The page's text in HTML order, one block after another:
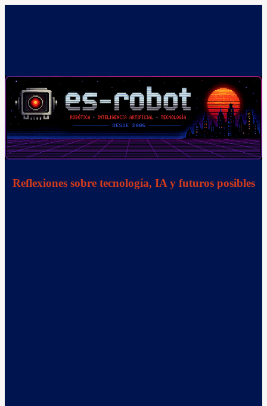
Reflexiones sobre tecnología, IA y futuros posibles